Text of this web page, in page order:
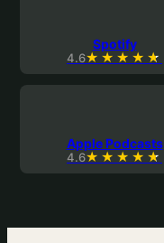
Spotify
4.6
Apple Podcasts
4.6